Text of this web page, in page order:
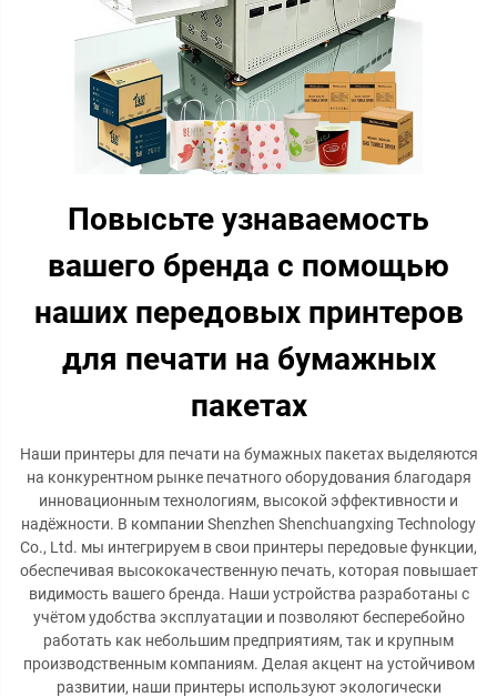
Повысьте узнаваемость
вашего бренда с помощью
наших передовых принтеров
для печати на бумажных
пакетах
Наши принтеры для печати на бумажных пакетах выделяются
на конкурентном рынке печатного оборудования благодаря
инновационным технологиям, высокой эффективности и
надёжности. В компании Shenzhen Shenchuangxing Technology
Co., Ltd. мы интегрируем в свои принтеры передовые функции,
обеспечивая высококачественную печать, которая повышает
видимость вашего бренда. Наши устройства разработаны с
учётом удобства эксплуатации и позволяют бесперебойно
работать как небольшим предприятиям, так и крупным
производственным компаниям. Делая акцент на устойчивом
развитии, наши принтеры используют экологически